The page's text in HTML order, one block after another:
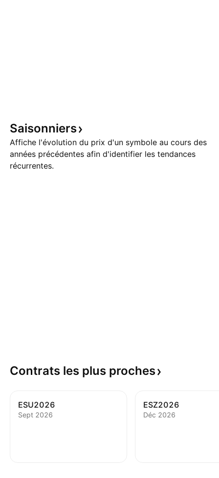
Saisonniers
Affiche l'évolution du prix d'un symbole au cours des
années précédentes afin d'identifier les tendances
récurrentes.
Contrats les plus proches
ESU2026
Sept 2026
ESZ2026
Déc 2026